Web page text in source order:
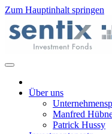
Zum Hauptinhalt springen
Über uns
Manfred
Patrick Hussy